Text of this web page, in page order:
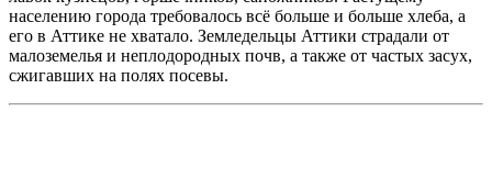
населению города требовалось всё больше и больше хлеба, а
его в Аттике не хватало. Земледельцы Аттики страдали от
малоземелья и неплодородных почв, а также от частых засух,
сжигавших на полях посевы.